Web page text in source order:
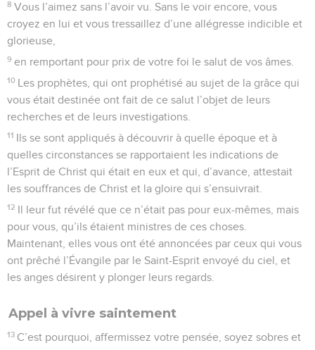
8 Vous l’aimez sans l’avoir vu. Sans le voir encore, vous
croyez en lui et vous tressaillez d’une allégresse indicible et
glorieuse,
9 en remportant pour prix de votre foi le salut de vos âmes.
10 Les prophètes, qui ont prophétisé au sujet de la grâce qui
vous était destinée ont fait de ce salut l’objet de leurs
recherches et de leurs investigations.
11 Ils se sont appliqués à découvrir à quelle époque et à
quelles circonstances se rapportaient les indications de
l’Esprit de Christ qui était en eux et qui, d’avance, attestait
les souffrances de Christ et la gloire qui s’ensuivrait.
12 Il leur fut révélé que ce n’était pas pour eux-mêmes, mais
pour vous, qu’ils étaient ministres de ces choses.
Maintenant, elles vous ont été annoncées par ceux qui vous
ont prêché l’Évangile par le Saint-Esprit envoyé du ciel, et
les anges désirent y plonger leurs regards.
Appel à vivre saintement
13 C’est pourquoi, affermissez votre pensée, soyez sobres et